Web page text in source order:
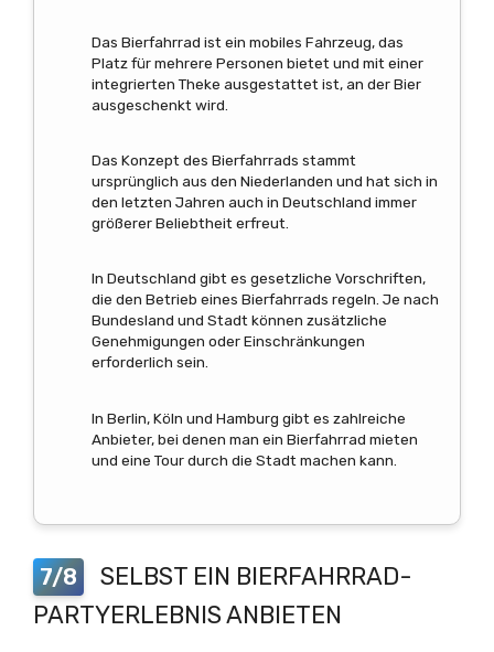
Das Bierfahrrad ist ein mobiles Fahrzeug, das
Platz für mehrere Personen bietet und mit einer
integrierten Theke ausgestattet ist, an der Bier
ausgeschenkt wird.
Das Konzept des Bierfahrrads stammt
ursprünglich aus den Niederlanden und hat sich in
den letzten Jahren auch in Deutschland immer
größerer Beliebtheit erfreut.
In Deutschland gibt es gesetzliche Vorschriften,
die den Betrieb eines Bierfahrrads regeln. Je nach
Bundesland und Stadt können zusätzliche
Genehmigungen oder Einschränkungen
erforderlich sein.
In Berlin, Köln und Hamburg gibt es zahlreiche
Anbieter, bei denen man ein Bierfahrrad mieten
und eine Tour durch die Stadt machen kann.
7/8
SELBST EIN BIERFAHRRAD-
PARTYERLEBNIS ANBIETEN